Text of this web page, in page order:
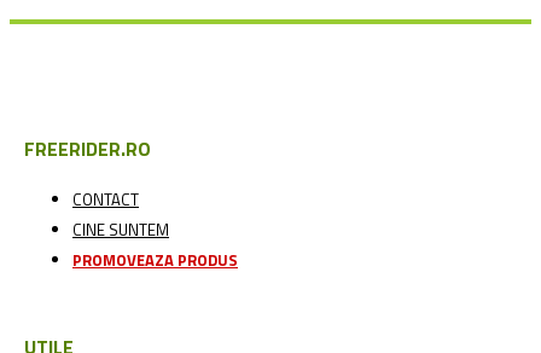
SFATURI UTILE
SERVICE BICICLETE
INCHIRIERI BICICLETE